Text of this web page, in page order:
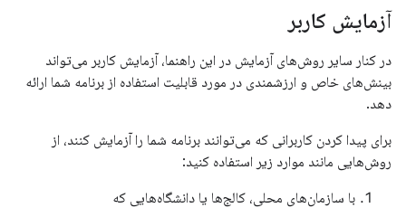
آزمایش کاربر
در کنار سایر روش‌های آزمایش در این راهنما، آزمایش کاربر می‌تواند
بینش‌های خاص و ارزشمندی در مورد قابلیت استفاده از برنامه شما ارائه
دهد.
برای پیدا کردن کاربرانی که می‌توانند برنامه شما را آزمایش کنند، از
روش‌هایی مانند موارد زیر استفاده کنید:
با سازمان‌های محلی، کالج‌ها یا دانشگاه‌هایی که